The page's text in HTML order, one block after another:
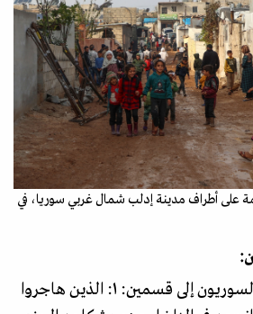
على أطراف مدينة إدلب شمال غربي سوريا، في
لقد ينقسم النازحون السوريون إلى قسمين: ١: الذين هاجروا